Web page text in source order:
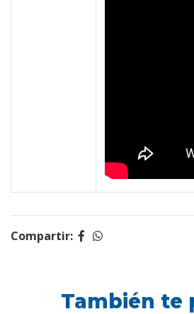
Compartir:
También te